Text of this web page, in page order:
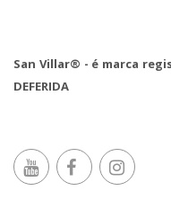
San Villar® - é marca
DEFERIDA